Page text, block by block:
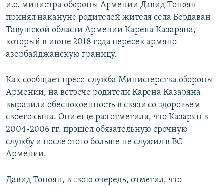
и.о. министра обороны Армении Давид Тоноян
принял накануне родителей жителя села Бердаван
Тавушской области Армении Карена Казаряна,
который в июне 2018 года пересек армяно-
азербайджанскую границу.
Как сообщает пресс-служба Министерства обороны
Армении, на встрече родители Карена Казаряна
выразили обеспокоенность в связи со здоровьем
своего сына. Они еще раз отметили, что Казарян в
2004-2006 гг. прошел обязательную срочную
службу и после этого больше не служил в ВС
Армении.
Давид Тоноян, в свою очередь, отметил, что